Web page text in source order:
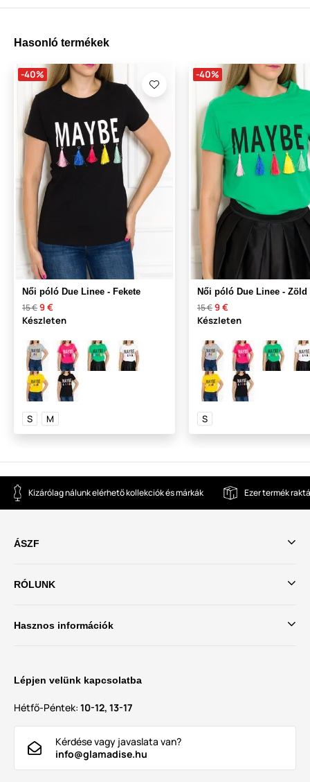
Hasonló termékek
-40%
Női póló Due Linee - Fekete
15 €9 €
Készleten
S M
-40%
Női póló Due Linee - Zöld
15 €9 €
Készleten
S
Kizárólag nálunk elérhető kollekciók és márkák Ezer termék
ÁSZF
RÓLUNK
Hasznos információk
Lépjen velünk kapcsolatba
Hétfő-Péntek: 10-12, 13-17
Kérdése vagy javaslata van?
info@glamadise.hu